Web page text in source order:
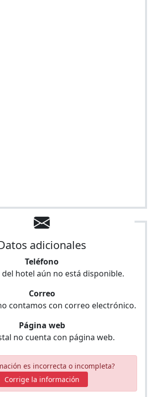
adicionales
Teléfono
hotel aún no está disponible.
Correo
contamos con correo electrónico.
Página web
no cuenta con página web.
es incorrecta o incompleta?
Corrige la información